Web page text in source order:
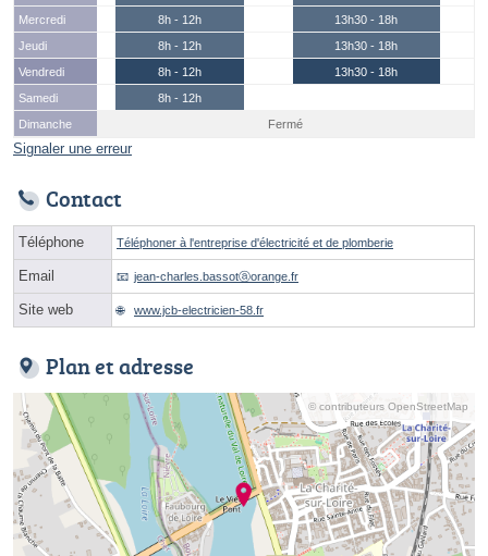
Mercredi
8h - 12h
13h30 - 18h
Jeudi
8h - 12h
13h30 - 18h
Vendredi
8h - 12h
13h30 - 18h
Samedi
8h - 12h
Dimanche
Fermé
Signaler une erreur
Contact
Téléphone Téléphoner à l'entreprise d'électricité et de plomberie
Email jean-charles.bassotⓐorange.fr
Site web www.jcb-electricien-58.fr
Plan et adresse
© contributeurs OpenStreetMap